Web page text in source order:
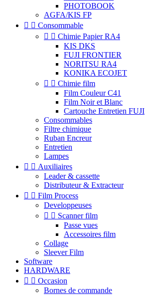
PHOTOBOOK
AGFA/KIS FP
  Consommable
  Chimie Papier RA4
KIS DKS
FUJI FRONTIER
NORITSU RA4
KONIKA ECOJET
  Chimie film
Film Couleur C41
Film Noir et Blanc
Cartouche Entretien FUJI
Consommables
Filtre chimique
Ruban Encreur
Entretien
Lampes
  Auxiliaires
Leader & cassette
Distributeur & Extracteur
  Film Process
Developpeuses
  Scanner film
Passe vues
Accessoires film
Collage
Sleever Film
Software
HARDWARE
  Occasion
Bornes de commande